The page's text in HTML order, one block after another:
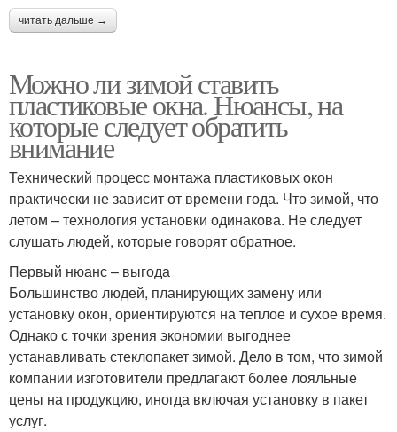
читать дальше →
Можно ли зимой ставить
пластиковые окна. Нюансы, на
которые следует обратить
внимание
Технический процесс монтажа пластиковых окон
практически не зависит от времени года. Что зимой, что
летом – технология установки одинакова. Не следует
слушать людей, которые говорят обратное.
Первый нюанс – выгода
Большинство людей, планирующих замену или
установку окон, ориентируются на теплое и сухое время.
Однако с точки зрения экономии выгоднее
устанавливать стеклопакет зимой. Дело в том, что зимой
компании изготовители предлагают более лояльные
цены на продукцию, иногда включая установку в пакет
услуг.